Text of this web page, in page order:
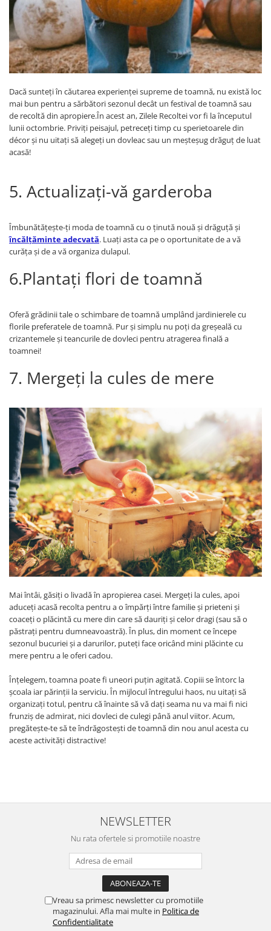
Dacă sunteți în căutarea experienței supreme de toamnă, nu există loc
mai bun pentru a sărbători sezonul decât un festival de toamnă sau
de recoltă din apropiere.În acest an, Zilele Recoltei vor fi la începutul
lunii octombrie. Priviți peisajul, petreceți timp cu sperietoarele din
décor și nu uitați să alegeți un dovleac sau un meșteșug drăguț de luat
acasă!
5. Actualizați-vă garderoba
Îmbunătățește-ți moda de toamnă cu o ținută nouă și drăguță şi
încălţăminte adecvată. Luați asta ca pe o oportunitate de a vă
curăța și de a vă organiza dulapul.
6.Plantați flori de toamnă
Oferă grădinii tale o schimbare de toamnă umplând jardinierele cu
florile preferatele de toamnă. Pur și simplu nu poți da greșeală cu
crizantemele și teancurile de dovleci pentru atragerea finală a
toamnei!
7. Mergeţi la cules de mere
Mai întâi, găsiţi o livadă în apropierea casei. Mergeţi la cules, apoi
aduceți acasă recolta pentru a o împărți între familie și prieteni și
coaceți o plăcintă cu mere din care să dauriţi şi celor dragi (sau să o
păstrați pentru dumneavoastră). În plus, din moment ce începe
sezonul bucuriei şi a darurilor, puteți face oricând mini plăcinte cu
mere pentru a le oferi cadou.
Înțelegem, toamna poate fi uneori puțin agitată. Copiii se întorc la
școala iar părinţii la serviciu. În mijlocul întregului haos, nu uitați să
organizaţi totul, pentru că înainte să vă dați seama nu va mai fi nici
frunziș de admirat, nici dovleci de culegi până anul viitor. Acum,
pregătește-te să te îndrăgostești de toamnă din nou anul acesta cu
aceste activități distractive!
NEWSLETTER
Nu rata ofertele si promotiile noastre
Vreau sa primesc newsletter cu promotiile
magazinului. Afla mai multe in Politica de
Confidentialitate